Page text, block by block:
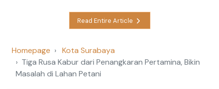
Read Entire Article
Homepage
Kota Surabaya
Tiga Rusa Kabur dari Penangkaran Pertamina, Bikin
Masalah di Lahan Petani